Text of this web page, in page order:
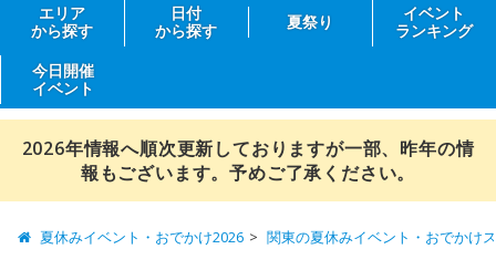
エリア
から探す
日付
から探す
夏祭り
イベント
ランキング
今日開催
イベント
2026年情報へ順次更新しておりますが一部、昨年の情
報もございます。予めご了承ください。
夏休みイベント・おでかけ2026 関東の夏休みイベント・おでかけ